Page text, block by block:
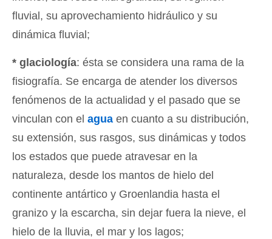
fluvial, su aprovechamiento hidráulico y su
dinámica fluvial;
* glaciología: ésta se considera una rama de la
fisiografía. Se encarga de atender los diversos
fenómenos de la actualidad y el pasado que se
vinculan con el agua en cuanto a su distribución,
su extensión, sus rasgos, sus dinámicas y todos
los estados que puede atravesar en la
naturaleza, desde los mantos de hielo del
continente antártico y Groenlandia hasta el
granizo y la escarcha, sin dejar fuera la nieve, el
hielo de la lluvia, el mar y los lagos;